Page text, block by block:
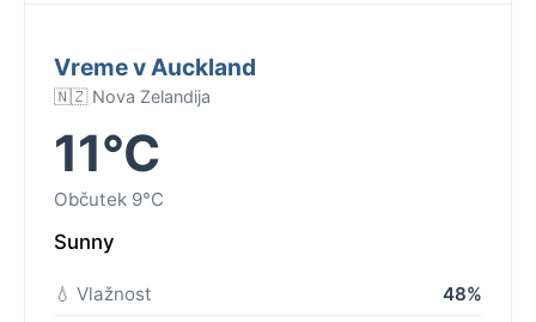
Vreme v Auckland
🇳🇿 Nova Zelandija
11°C
Občutek 9°C
Sunny
💧 Vlažnost
48%